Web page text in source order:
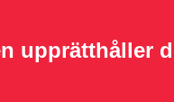
upprätthåller